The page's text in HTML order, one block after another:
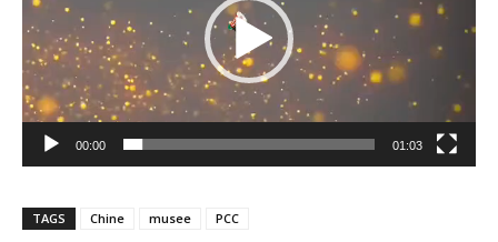
00:00 01:03
TAGS Chine musee PCC